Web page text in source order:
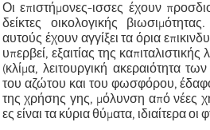
Οι επιστήμονες-ισσες έχουν
δείκτες οικολογικής
αυτούς έχουν αγγίξει τα όρια
υπερβεί, εξαιτίας της
(κλίμα, λειτουργική ακεραιότητα
του αζώτου και του φωσφόρου,
της χρήσης γης, μόλυνση από νέες
ες είναι τα κύρια θύματα, ιδιαίτερα